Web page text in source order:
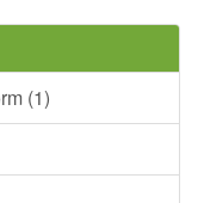
(1)